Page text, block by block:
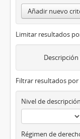
Añadir nuevo
Limitar resultados
Descripción
Filtrar resultados por
Nivel de descripción